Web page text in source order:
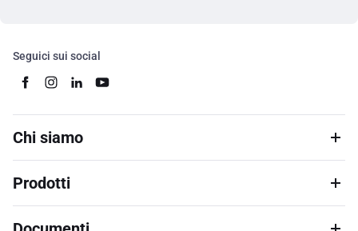
Seguici sui social
Chi siamo
Prodotti